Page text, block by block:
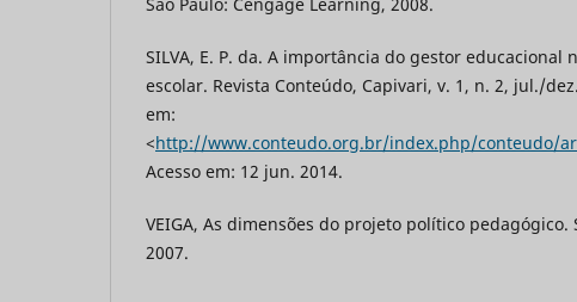
SILVA, E. P. da. A importância do gestor educacional
escolar. Revista Conteúdo, Capivari, v. 1, n. 2, jul./
em:
<http://www.conteudo.org.br/index.php/conteudo/
Acesso em: 12 jun. 2014.
VEIGA, As dimensões do projeto político pedagógico.
2007.